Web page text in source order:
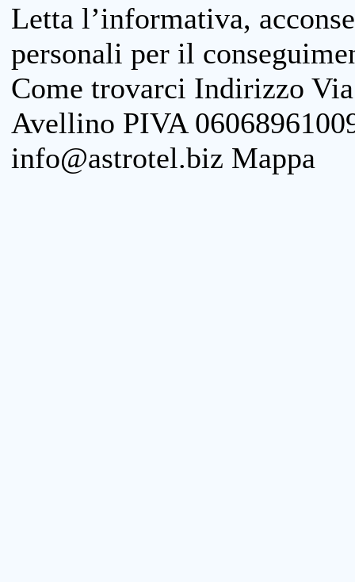
Letta l’informativa,
personali per il
Come trovarci Indirizzo
Avellino PIVA
info@astrotel.biz Mappa